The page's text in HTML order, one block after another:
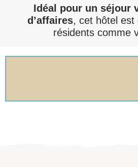
Idéal pour un séjour
d’affaires, cet hôtel est
résidents comme